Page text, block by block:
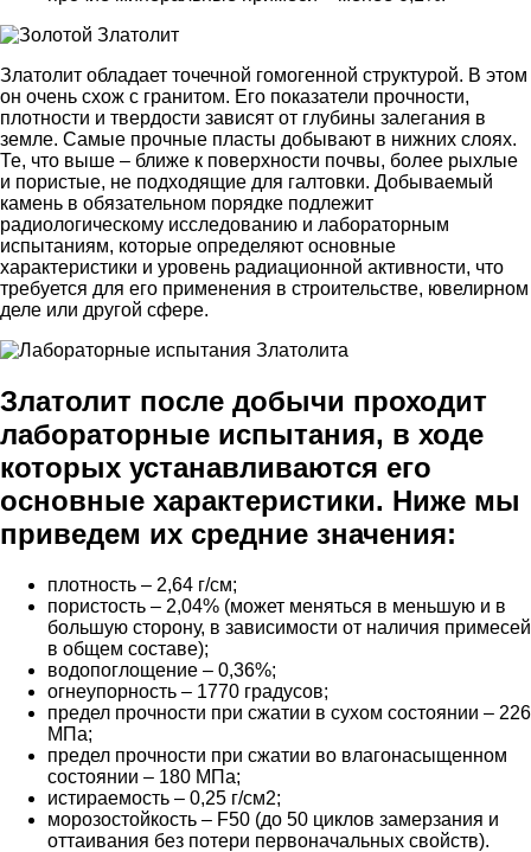
Златолит обладает точечной гомогенной структурой. В этом
он очень схож с гранитом. Его показатели прочности,
плотности и твердости зависят от глубины залегания в
земле. Самые прочные пласты добывают в нижних слоях.
Те, что выше – ближе к поверхности почвы, более рыхлые
и пористые, не подходящие для галтовки. Добываемый
камень в обязательном порядке подлежит
радиологическому исследованию и лабораторным
испытаниям, которые определяют основные
характеристики и уровень радиационной активности, что
требуется для его применения в строительстве, ювелирном
деле или другой сфере.
Златолит после добычи проходит
лабораторные испытания, в ходе
которых устанавливаются его
основные характеристики. Ниже мы
приведем их средние значения:
плотность – 2,64 г/см;
пористость – 2,04% (может меняться в меньшую и в
большую сторону, в зависимости от наличия примесей
в общем составе);
водопоглощение – 0,36%;
огнеупорность – 1770 градусов;
предел прочности при сжатии в сухом состоянии – 226
МПа;
предел прочности при сжатии во влагонасыщенном
состоянии – 180 МПа;
истираемость – 0,25 г/см2;
морозостойкость – F50 (до 50 циклов замерзания и
оттаивания без потери первоначальных свойств).